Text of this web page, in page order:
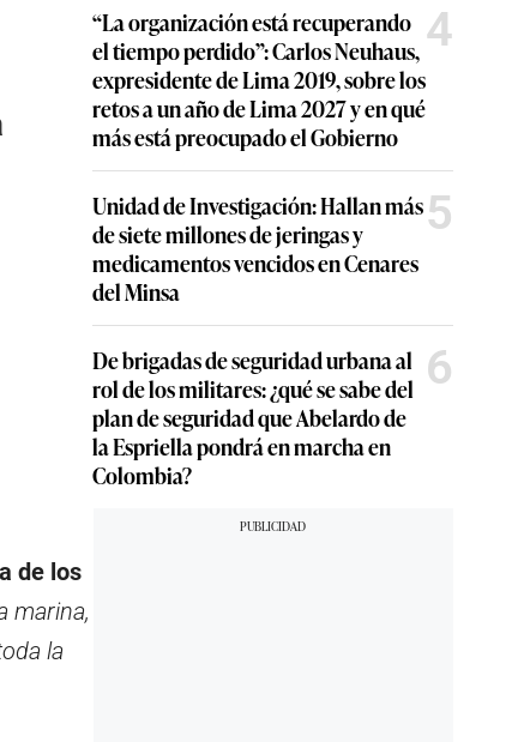
de los
marina,
la
“La organización está recuperando
el tiempo perdido”: Carlos Neuhaus,
expresidente de Lima 2019, sobre los
retos a un año de Lima 2027 y en qué
más está preocupado el Gobierno
4
Unidad de Investigación: Hallan más
de siete millones de jeringas y
medicamentos vencidos en Cenares
del Minsa
5
De brigadas de seguridad urbana al
rol de los militares: ¿qué se sabe del
plan de seguridad que Abelardo de
la Espriella pondrá en marcha en
Colombia?
6